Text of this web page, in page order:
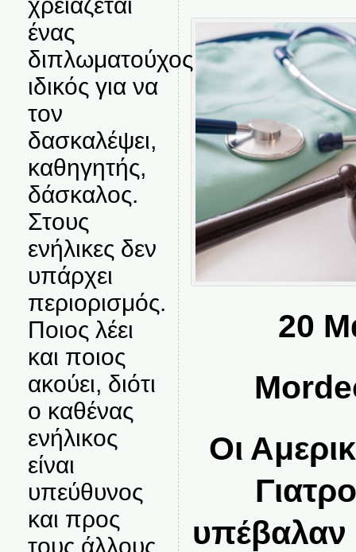
ένας
διπλωματούχος
ιδικός για να
τον
δασκαλέψει,
καθηγητής,
δάσκαλος.
Στους
ενήλικες δεν
υπάρχει
περιορισμός.
Ποιος λέει
και ποιος
ακούει, διότι
ο καθένας
ενήλικος
είναι
υπεύθυνος
και προς
τους άλλους
20
Οι
υπέβαλαν